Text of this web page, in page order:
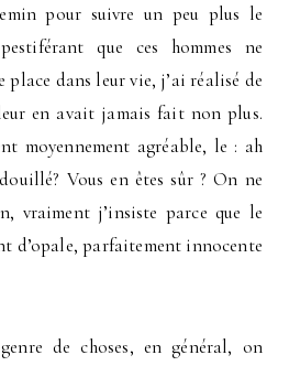
pour suivre un peu plus le
que ces hommes ne
place dans leur vie, j’ai réalisé de
en avait jamais fait non plus.
moyennement agréable, le : ah
Vous en êtes sûr ? On ne
vraiment j’insiste parce que le
d’opale, parfaitement innocente
de choses, en général, on